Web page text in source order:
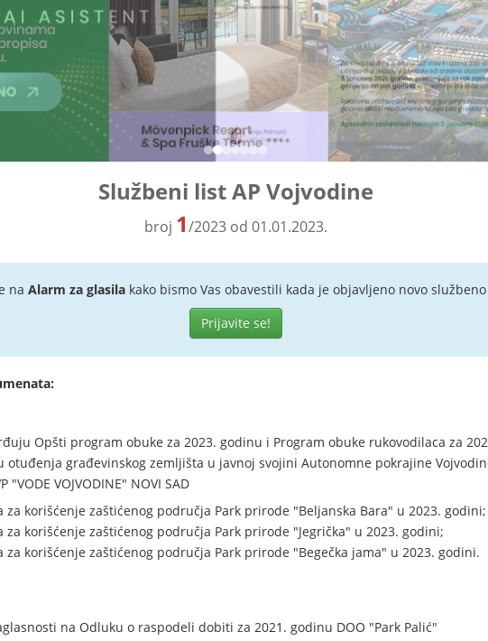
Službeni list AP Vojvodine
broj 1/2023 od 01.01.2023.
na Alarm za glasilakako bismo Vas obavestili kada je objavljeno novo
Prijavite se!
Opšti program obuke za 2023. godinu i Program obuke rukovodilaca za
otuđenja građevinskog zemljišta u javnoj svojini Autonomne pokrajine
"VODE VOJVODINE" NOVI SAD
za korišćenje zaštićenog područja Park prirode "Beljanska Bara" u 2023. godini;
za korišćenje zaštićenog područja Park prirode "Jegrička" u 2023. godini;
za korišćenje zaštićenog područja Park prirode "Begečka jama" u 2023. godini.
na Odluku o raspodeli dobiti za 2021. godinu DOO "Park Palić"